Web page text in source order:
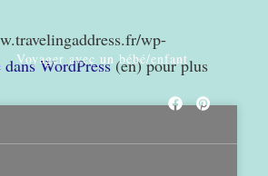
wp-
WordPress(en) pour plus
Voyager avec un bébé/enfant